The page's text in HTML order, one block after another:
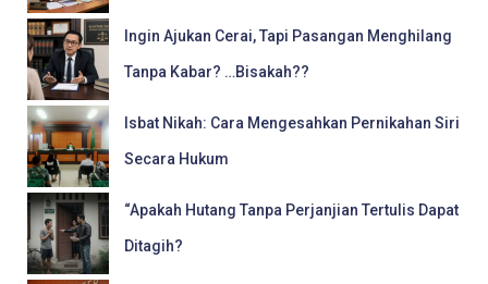
Ingin Ajukan Cerai, Tapi Pasangan Menghilang
Tanpa Kabar? …Bisakah??
Isbat Nikah: Cara Mengesahkan Pernikahan Siri
Secara Hukum
“Apakah Hutang Tanpa Perjanjian Tertulis Dapat
Ditagih?